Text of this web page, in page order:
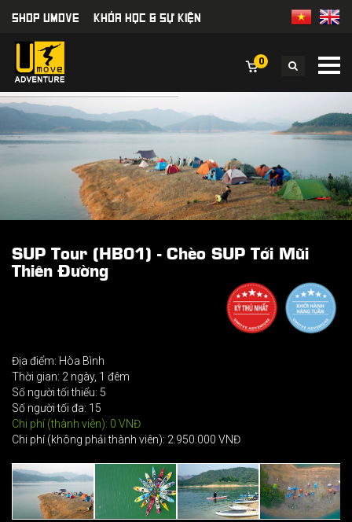
SHOP UMOVE KHÓA HỌC & SỰ KIỆN
0
SUP Tour (HB01) - Chèo SUP Tới Mũi
Thiên Đường
Địa điểm: Hòa Bình
Thời gian: 2 ngày, 1 đêm
Số người tối thiểu: 5
Số người tối đa: 15
Chi phí (thành viên): 0 VNĐ
Chi phí (không phải thành viên): 2.950.000 VNĐ